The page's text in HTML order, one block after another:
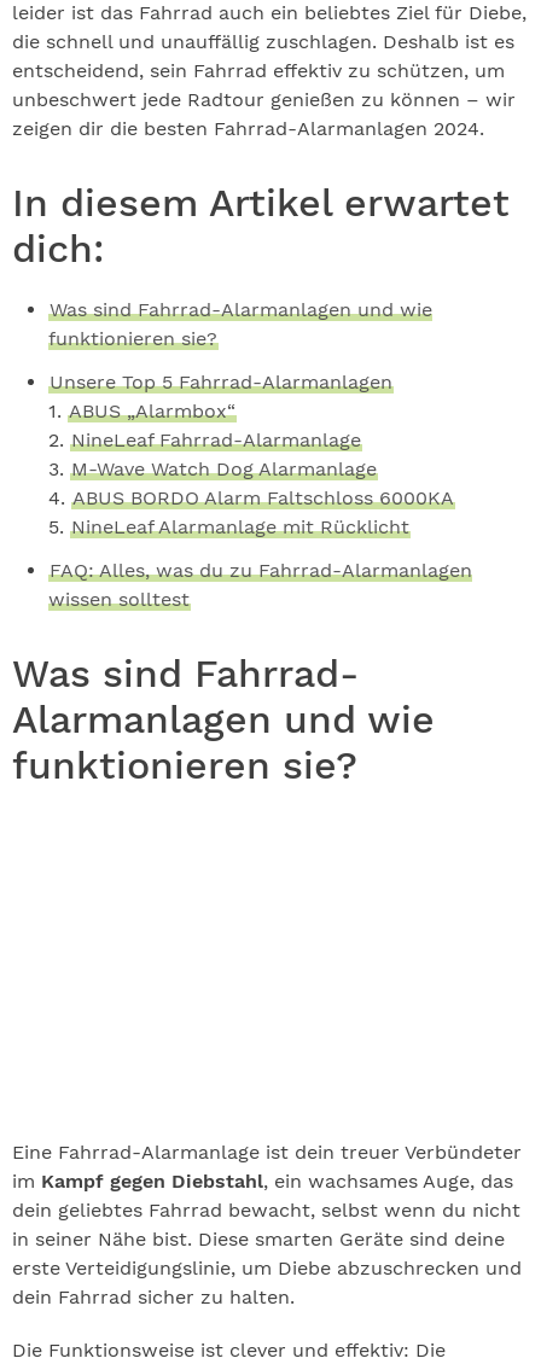
leider ist das Fahrrad auch ein beliebtes Ziel für Diebe,
die schnell und unauffällig zuschlagen. Deshalb ist es
entscheidend, sein Fahrrad effektiv zu schützen, um
unbeschwert jede Radtour genießen zu können – wir
zeigen dir die besten Fahrrad-Alarmanlagen 2024.
In diesem Artikel erwartet
dich:
Was sind Fahrrad-Alarmanlagen und wie
funktionieren sie?
Unsere Top 5 Fahrrad-Alarmanlagen
1. ABUS „Alarmbox“
2. NineLeaf Fahrrad-Alarmanlage
3. M-Wave Watch Dog Alarmanlage
4. ABUS BORDO Alarm Faltschloss 6000KA
5. NineLeaf Alarmanlage mit Rücklicht
FAQ: Alles, was du zu Fahrrad-Alarmanlagen
wissen solltest
Was sind Fahrrad-
Alarmanlagen und wie
funktionieren sie?
Eine Fahrrad-Alarmanlage ist dein treuer Verbündeter
im Kampf gegen Diebstahl, ein wachsames Auge, das
dein geliebtes Fahrrad bewacht, selbst wenn du nicht
in seiner Nähe bist. Diese smarten Geräte sind deine
erste Verteidigungslinie, um Diebe abzuschrecken und
dein Fahrrad sicher zu halten.
Die Funktionsweise ist clever und effektiv: Die